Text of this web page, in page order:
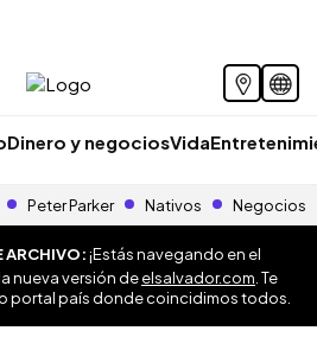
Dinero y negociosVida
Peter Parker Nativos Negocios
ARCHIVO:¡Estás navegando en el
nueva versión deelsalvador.com . Te
portal país donde coincidimos todos.